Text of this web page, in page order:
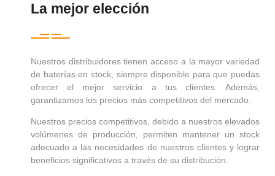
La mejor elección
Nuestros distribuidores tienen acceso a la mayor variedad
de baterías en stock, siempre disponible para que puedas
ofrecer el mejor servicio a tus clientes. Además,
garantizamos los precios más competitivos del mercado.
Nuestros precios competitivos, debido a nuestros elevados
volúmenes de producción, permiten mantener un stock
adecuado a las necesidades de nuestros clientes y lograr
beneficios significativos a través de su distribución.